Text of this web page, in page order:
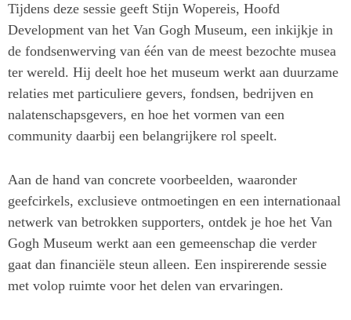
Tijdens deze sessie geeft Stijn Wopereis, Hoofd
Development van het Van Gogh Museum, een inkijkje in
de fondsenwerving van één van de meest bezochte musea
ter wereld. Hij deelt hoe het museum werkt aan duurzame
relaties met particuliere gevers, fondsen, bedrijven en
nalatenschapsgevers, en hoe het vormen van een
community daarbij een belangrijkere rol speelt.
Aan de hand van concrete voorbeelden, waaronder
geefcirkels, exclusieve ontmoetingen en een internationaal
netwerk van betrokken supporters, ontdek je hoe het Van
Gogh Museum werkt aan een gemeenschap die verder
gaat dan financiële steun alleen. Een inspirerende sessie
met volop ruimte voor het delen van ervaringen.